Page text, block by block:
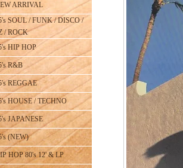
ARRIVAL
SOUL / FUNK / DISCO /
/ ROCK
HIP HOP
R&B
REGGAE
HOUSE / TECHNO
JAPANESE
(NEW)
HOP 80's 12' & LP